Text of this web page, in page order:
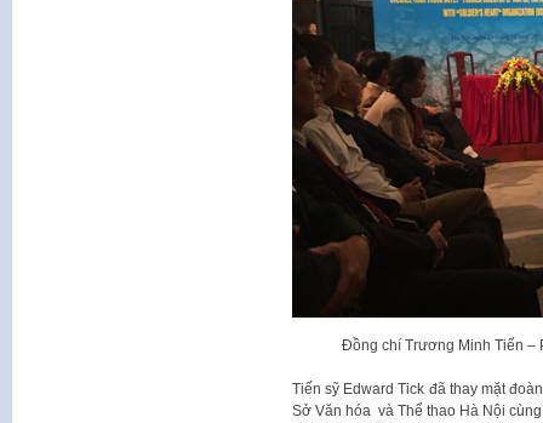
Đồng chí Trương Minh Tiến –
Tiến sỹ Edward Tick đã thay mặt
Sở Văn hóa và Thể thao Hà Nội